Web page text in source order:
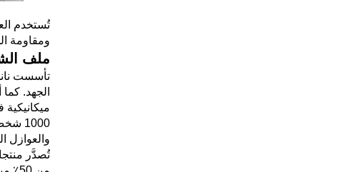
تُستخدم
ومقاومة
ملف